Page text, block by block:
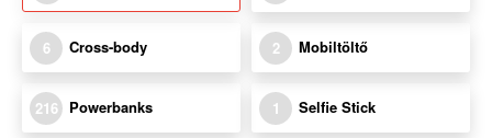
6 Cross-body 2 Mobiltöltő
216 Powerbanks 1 Selfie Stick